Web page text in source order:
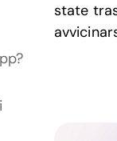
state